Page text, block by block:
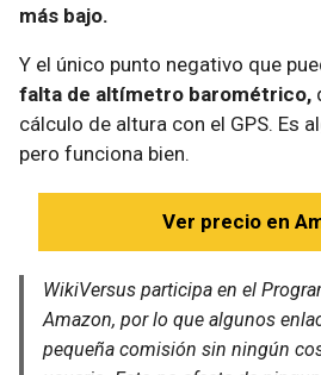
más bajo.
Y el único punto negativo que
falta de altímetro barométrico,
cálculo de altura con el GPS. Es
pero funciona bien.
Ver precio en
WikiVersus participa en el
Amazon, por lo que algunos
pequeña comisión sin ningún